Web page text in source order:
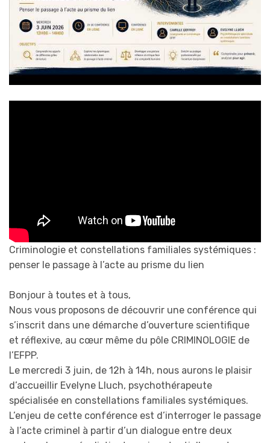
Criminologie et constellations familiales systémiques :
penser le passage à l’acte au prisme du lien
Bonjour à toutes et à tous,
Nous vous proposons de découvrir une conférence qui
s’inscrit dans une démarche d’ouverture scientifique
et réflexive, au cœur même du pôle CRIMINOLOGIE de
l’EFPP.
Le mercredi 3 juin, de 12h à 14h, nous aurons le plaisir
d’accueillir Evelyne Lluch, psychothérapeute
spécialisée en constellations familiales systémiques.
L’enjeu de cette conférence est d’interroger le passage
à l’acte criminel à partir d’un dialogue entre deux